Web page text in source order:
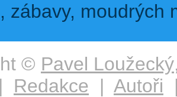
zábavy, moudrých
© Pavel Loužecký
Redakce | Autoři